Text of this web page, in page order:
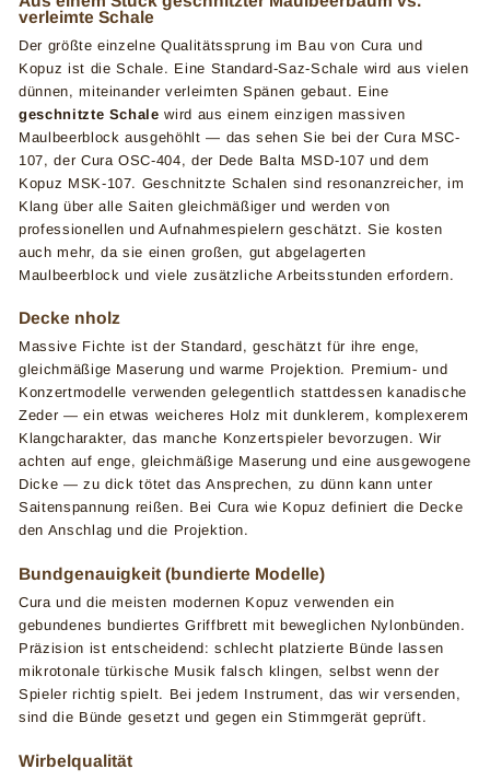
verleimte Schale
Der größte einzelne Qualitätssprung im Bau von Cura und
Kopuz ist die Schale. Eine Standard-Saz-Schale wird aus vielen
dünnen, miteinander verleimten Spänen gebaut. Eine
geschnitzte Schale wird aus einem einzigen massiven
Maulbeerblock ausgehöhlt — das sehen Sie bei der Cura MSC-
107, der Cura OSC-404, der Dede Balta MSD-107 und dem
Kopuz MSK-107. Geschnitzte Schalen sind resonanzreicher, im
Klang über alle Saiten gleichmäßiger und werden von
professionellen und Aufnahmespielern geschätzt. Sie kosten
auch mehr, da sie einen großen, gut abgelagerten
Maulbeerblock und viele zusätzliche Arbeitsstunden erfordern.
Decke nholz
Massive Fichte ist der Standard, geschätzt für ihre enge,
gleichmäßige Maserung und warme Projektion. Premium- und
Konzertmodelle verwenden gelegentlich stattdessen kanadische
Zeder — ein etwas weicheres Holz mit dunklerem, komplexerem
Klangcharakter, das manche Konzertspieler bevorzugen. Wir
achten auf enge, gleichmäßige Maserung und eine ausgewogene
Dicke — zu dick tötet das Ansprechen, zu dünn kann unter
Saitenspannung reißen. Bei Cura wie Kopuz definiert die Decke
den Anschlag und die Projektion.
Bundgenauigkeit (bundierte Modelle)
Cura und die meisten modernen Kopuz verwenden ein
gebundenes bundiertes Griffbrett mit beweglichen Nylonbünden.
Präzision ist entscheidend: schlecht platzierte Bünde lassen
mikrotonale türkische Musik falsch klingen, selbst wenn der
Spieler richtig spielt. Bei jedem Instrument, das wir versenden,
sind die Bünde gesetzt und gegen ein Stimmgerät geprüft.
Wirbelqualität